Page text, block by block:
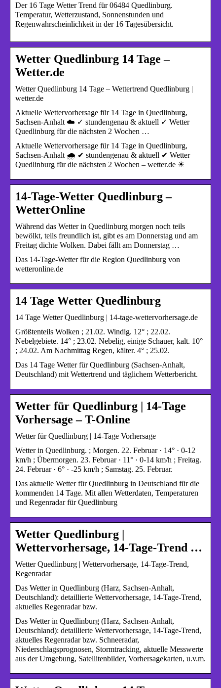
Der 16 Tage Wetter Trend für 06484 Quedlinburg.
Temperatur, Wetterzustand, Sonnenstunden und
Regenwahrscheinlichkeit in der 16 Tagesübersicht.
Wetter Quedlinburg 14 Tage –
Wetter.de
Wetter Quedlinburg 14 Tage – Wettertrend Quedlinburg |
wetter.de
Aktuelle Wettervorhersage für 14 Tage in Quedlinburg,
Sachsen-Anhalt ☁️ ✓ stundengenau & aktuell ✓ Wetter
Quedlinburg für die nächsten 2 Wochen …
Aktuelle Wettervorhersage für 14 Tage in Quedlinburg,
Sachsen-Anhalt 🌧️ ✔ stundengenau & aktuell ✔ Wetter
Quedlinburg für die nächsten 2 Wochen – wetter.de ☀
14-Tage-Wetter Quedlinburg –
WetterOnline
Während das Wetter in Quedlinburg morgen noch teils
bewölkt, teils freundlich ist, gibt es am Donnerstag und am
Freitag dichte Wolken. Dabei fällt am Donnerstag …
Das 14-Tage-Wetter für die Region Quedlinburg von
wetteronline.de
14 Tage Wetter Quedlinburg
14 Tage Wetter Quedlinburg | 14-tage-wettervorhersage.de
Größtenteils Wolken ; 21.02. Windig. 12° ; 22.02.
Nebelgebiete. 14° ; 23.02. Nebelig, einige Schauer, kalt. 10°
; 24.02. Am Nachmittag Regen, kälter. 4° ; 25.02.
Das 14 Tage Wetter für Quedlinburg (Sachsen-Anhalt,
Deutschland) mit Wettertrend und täglichem Wetterbericht.
Wetter für Quedlinburg | 14-Tage
Vorhersage – T-Online
Wetter für Quedlinburg | 14-Tage Vorhersage
Wetter in Quedlinburg. ; Morgen. 22. Februar · 14° · 0-12
km/h ; Übermorgen. 23. Februar · 11° · 0-14 km/h ; Freitag.
24. Februar · 6° · -25 km/h ; Samstag. 25. Februar.
Das aktuelle Wetter für Quedlinburg in Deutschland für die
kommenden 14 Tage. Mit allen Wetterdaten, Temperaturen
und Regenradar für Quedlinburg
Wetter Quedlinburg |
Wettervorhersage, 14-Tage-Trend …
Wetter Quedlinburg | Wettervorhersage, 14-Tage-Trend,
Regenradar
Das Wetter in Quedlinburg (Harz, Sachsen-Anhalt,
Deutschland): detaillierte Wettervorhersage, 14-Tage-Trend,
aktuelles Regenradar bzw.
Das Wetter in Quedlinburg (Harz, Sachsen-Anhalt,
Deutschland): detaillierte Wettervorhersage, 14-Tage-Trend,
aktuelles Regenradar bzw. Schneeradar,
Niederschlagsprognosen, Stormtracking, aktuelle Messwerte
aus der Umgebung, Satellitenbilder, Vorhersagekarten, u.v.m.